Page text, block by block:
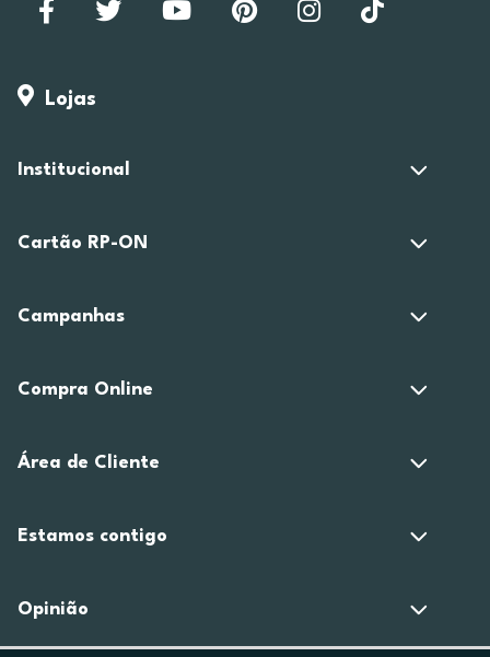
Lojas
Institucional
Cartão RP-ON
Campanhas
Compra Online
Área de Cliente
Estamos contigo
Opinião